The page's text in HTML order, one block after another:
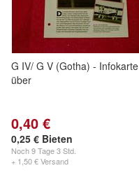
G IV/ G V (Gotha) - Infokarte
über
0,40 €
0,25 € Bieten
Noch9 Tage 3 Std.
+ 1,50 € Versand